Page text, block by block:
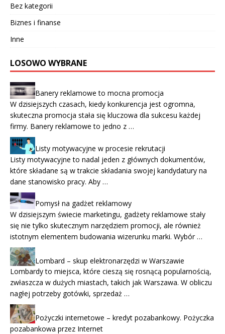
Bez kategorii
Biznes i finanse
Inne
LOSOWO WYBRANE
Banery reklamowe to mocna promocja
W dzisiejszych czasach, kiedy konkurencja jest ogromna,
skuteczna promocja stała się kluczowa dla sukcesu każdej
firmy. Banery reklamowe to jedno z …
Listy motywacyjne w procesie rekrutacji
Listy motywacyjne to nadal jeden z głównych dokumentów,
które składane są w trakcie składania swojej kandydatury na
dane stanowisko pracy. Aby …
Pomysł na gadżet reklamowy
W dzisiejszym świecie marketingu, gadżety reklamowe stały
się nie tylko skutecznym narzędziem promocji, ale również
istotnym elementem budowania wizerunku marki. Wybór …
Lombard – skup elektronarzędzi w Warszawie
Lombardy to miejsca, które cieszą się rosnącą popularnością,
zwłaszcza w dużych miastach, takich jak Warszawa. W obliczu
nagłej potrzeby gotówki, sprzedaż …
Pożyczki internetowe – kredyt pozabankowy. Pożyczka
pozabankowa przez Internet